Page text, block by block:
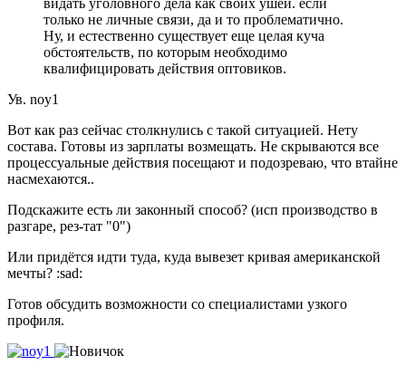
только не личные связи, да и то проблематично.
Ну, и естественно существует еще целая куча
обстоятельств, по которым необходимо
квалифицировать действия оптовиков.
Ув. noy1
Вот как раз сейчас столкнулись с такой ситуацией. Нету
состава. Готовы из зарплаты возмещать. Не скрываются все
процессуальные действия посещают и подозреваю, что втайне
насмехаются..
Подскажите есть ли законный способ? (исп производство в
разгаре, рез-тат "0")
Или придётся идти туда, куда вывезет кривая американской
мечты? :sad:
Готов обсудить возможности со специалистами узкого
профиля.